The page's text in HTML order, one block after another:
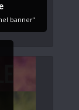
banner"